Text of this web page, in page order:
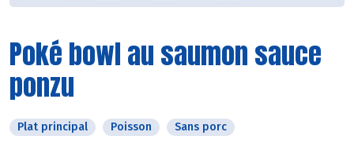
Poké bowl au saumon sauce
ponzu
Plat principal Poisson Sans porc